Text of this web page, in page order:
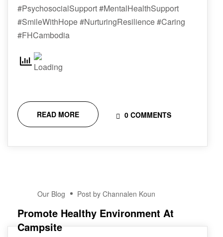
#PsychosocialSupport #MentalHealthSupport
#SmileWithHope #NurturingResilience #Caring
#FHCambodia
READ MORE 0 COMMENTS
16
Our Blog Post by Channalen Koun
Promote Healthy Environment At
Campsite